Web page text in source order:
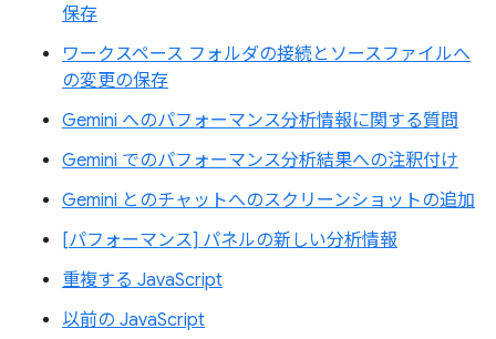
保存
ワークスペース フォルダの接続とソースファイルへ
の変更の保存
Gemini へのパフォーマンス分析情報に関する質問
Gemini でのパフォーマンス分析結果への注釈付け
Gemini とのチャットへのスクリーンショットの追加
[パフォーマンス] パネルの新しい分析情報
重複する JavaScript
以前の JavaScript